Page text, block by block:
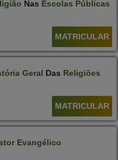
Nas Escolas Públicas
MATRICULAR
Geral Das Religiões
MATRICULAR
Evangélico